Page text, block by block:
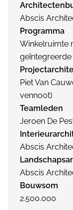
Abscis
Programma
Winkelruimte
Piet Van
vennoot)
Teamleden
Jeroen De
Abscis
Abscis
Bouwsom
2.500.000